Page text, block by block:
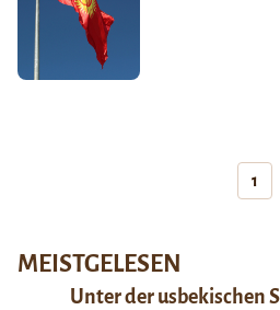
1
MEISTGELESEN
Unter der usbekischen